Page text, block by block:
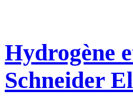
Hydrogène
Schneider